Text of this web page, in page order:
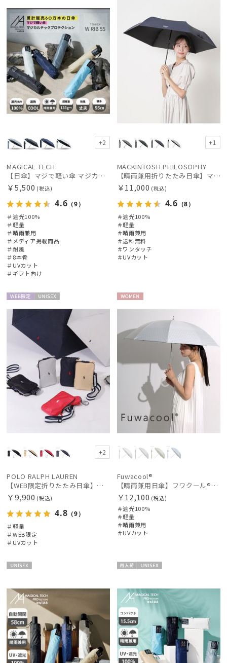
レディース キッズ
カテゴリー
ブランド
手袋・アームカバー
その他
カラー
価格・割引率
入荷状況
載商品
向け
X
+2
MAGICAL TECH
【日傘】マジで軽い傘 マジカルテックプロテクション（MAGICAL TECH PROTECTION）Tough W rib55cm 耐風 軽量 遮光100
￥5,500 (税込)
4.6 （9）
＃遮光100%
＃軽量
＃晴雨兼用
＃メディア掲載商品
＃耐風
＃8本骨
＃UVカット
＃ギフト向け
+1
MACKINTOSH PHILOSOPHY
【晴雨兼用折りたたみ日傘】マッキントッシュ フィロソフィー (MACKINTOSH PHILOSOPHY) バーブレラ サンプロテクト（SUNPROTECT）自動開閉 遮光100
￥11,000 (税込)
4.6 （8）
＃遮光100%
＃軽量
＃晴雨兼用
＃送料無料
＃ワンタッチ
＃UVカット
定
+2
POLO RALPH LAUREN
【WEB限定折りたたみ日傘】ポロ ラルフ ローレン(POLO RALPH LAUREN)ワンポイントポロ刺繍×サコッシュ 遮光100% UV100%
￥9,900 (税込)
4.8 （9）
＃軽量
＃WEB限定
＃UVカット
Fuwacool®
【晴雨兼用日傘】フワクール®ホワイト（Fuwacool® White）ジオメタリックラメ 遮光100 UV100
￥12,100 (税込)
＃遮光100%
＃軽量
＃晴雨兼用
＃UVカット